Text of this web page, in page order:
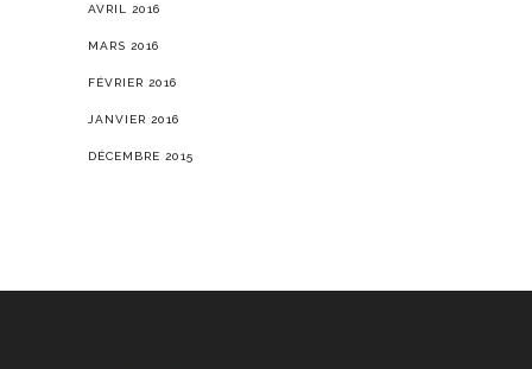
AVRIL 2016
MARS 2016
FÉVRIER 2016
JANVIER 2016
DÉCEMBRE 2015